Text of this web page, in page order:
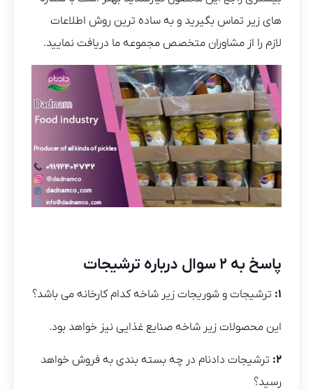
های زیر تماس بگیرید و به ساده ترین روش اطلاعات
لازم را از مشاوران متخصص مجموعه ما دریافت نمایید.
پاسخ به ۲ سوال درباره ترشیجات
۱: ترشیجات و شوریجات زیر شاخه کدام کارخانه می باشد؟
این محصولات زیر شاخه صنایع غذایی نیز خواهد بود.
۲: ترشیجات دادنام در چه بسته بندی به فروش خواهد
رسید؟